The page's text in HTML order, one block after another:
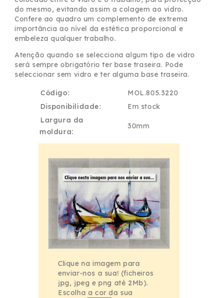
do mesmo, evitando assim a colagem ao vidro.
Confere ao quadro um complemento de extrema
importância ao nível da estética proporcional e
embeleza qualquer trabalho.
Atenção quando se selecciona algum tipo de vidro
será sempre obrigatório ter base traseira. Pode
seleccionar sem vidro e ter alguma base traseira.
Código:
MOL.805.3220
Disponibilidade:
Em stock
Largura da
moldura:
30mm
Clique na imagem para
enviar-nos a sua! (ficheiros
jpg, jpeg e png até 2Mb).
Escolha a cor da sua